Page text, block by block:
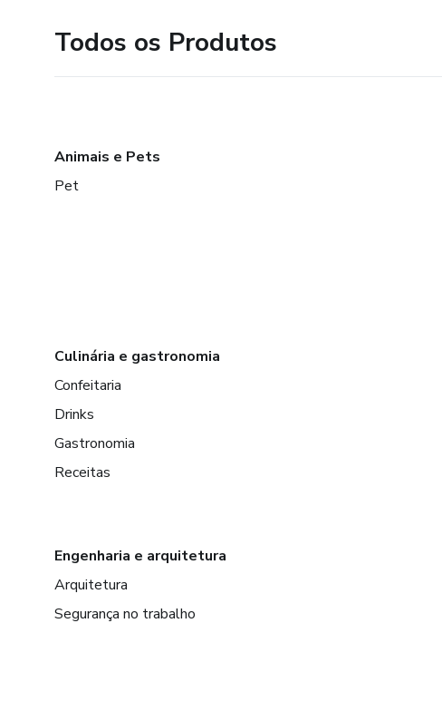
Todos os Produtos
Animais e Pets
Pet
Culinária e gastronomia
Confeitaria
Drinks
Gastronomia
Receitas
Engenharia e arquitetura
Arquitetura
Segurança no trabalho